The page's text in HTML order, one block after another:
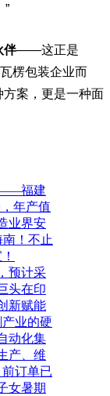
”
伴——这正是
楞包装企业而
案，更是一种面
——福建
年产值
业界安
！不止
预计采
头在印
新赋能
业的硬
动化集
产、维
订单已
女暑期